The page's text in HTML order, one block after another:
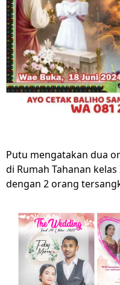
Putu mengatakan dua
di Rumah Tahanan
dengan 2 orang